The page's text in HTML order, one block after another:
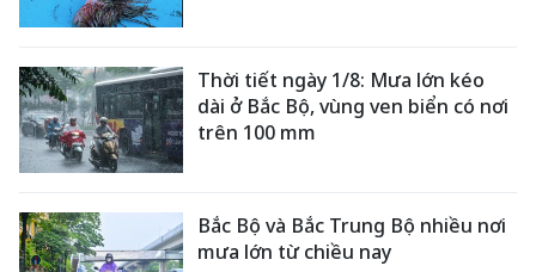
Thời tiết ngày 1/8: Mưa lớn kéo
dài ở Bắc Bộ, vùng ven biển có nơi
trên 100 mm
Bắc Bộ và Bắc Trung Bộ nhiều nơi
mưa lớn từ chiều nay